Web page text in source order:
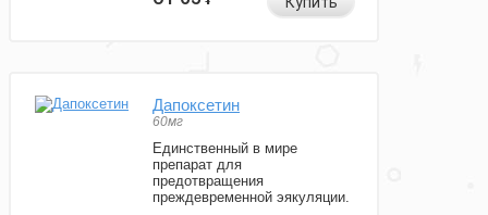
Дапоксетин
60мг
Единственный в мире
препарат для
предотвращения
преждевременной эякуляции.